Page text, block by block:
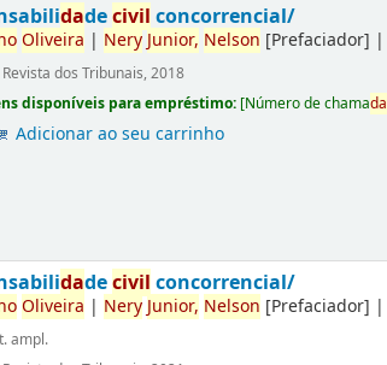
dadecivil concorrencial/
Oliveira | NeryJunior, Nelson [Prefaciador] |
dos Tribunais, 2018
disponíveis para empréstimo: [Número de chamada
Adicionar ao seu carrinho
dadecivil concorrencial/
Oliveira | NeryJunior, Nelson [Prefaciador] |
ampl.